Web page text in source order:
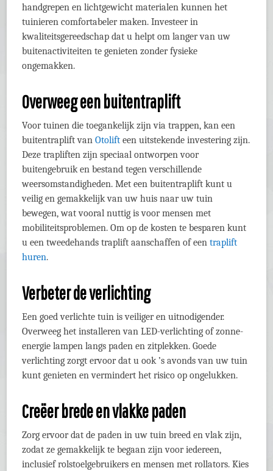
handgrepen en lichtgewicht materialen kunnen het
tuinieren comfortabeler maken. Investeer in
kwaliteitsgereedschap dat u helpt om langer van uw
buitenactiviteiten te genieten zonder fysieke
ongemakken.
Overweeg een buitentraplift
Voor tuinen die toegankelijk zijn via trappen, kan een
buitentraplift vanOtolift een uitstekende investering zijn.
Deze trapliften zijn speciaal ontworpen voor
buitengebruik en bestand tegen verschillende
weersomstandigheden. Met een buitentraplift kunt u
veilig en gemakkelijk van uw huis naar uw tuin
bewegen, wat vooral nuttig is voor mensen met
mobiliteitsproblemen. Om op de kosten te besparen kunt
u een tweedehands traplift aanschaffen of eentraplift
huren.
Verbeter de verlichting
Een goed verlichte tuin is veiliger en uitnodigender.
Overweeg het installeren van LED-verlichting of zonne-
energie lampen langs paden en zitplekken. Goede
verlichting zorgt ervoor dat u ook ’s avonds van uw tuin
kunt genieten en vermindert het risico op ongelukken.
Creëer brede en vlakke paden
Zorg ervoor dat de paden in uw tuin breed en vlak zijn,
zodat ze gemakkelijk te begaan zijn voor iedereen,
inclusief rolstoelgebruikers en mensen met rollators. Kies